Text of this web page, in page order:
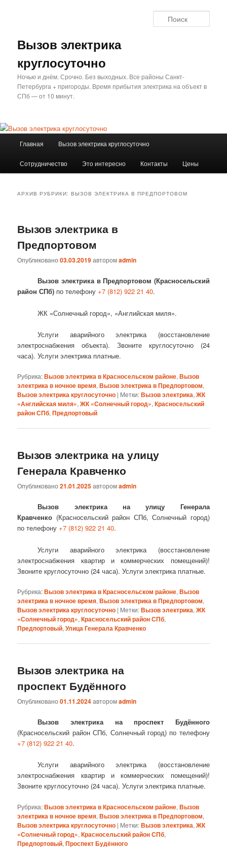
Вызов электрика
круглосуточно
Ночью и днём. Срочно. Без выходных. Все районы Санкт-
Петербурга + пригороды. Время прибытия электрика на объект в
СПб — от 10 минут.
Главная Вызов электрика круглосуточно
Сотрудничество Это интересно Контакты Цены
АРХИВ РУБРИКИ:ВЫЗОВ ЭЛЕКТРИКА В ПРЕДПОРТОВОМ
Вызов электрика в
Предпортовом
Опубликовано03.03.2019авторомadmin
Вызов электрика в Предпортовом (Красносельский
район СПб) по телефону+7 (812) 922 21 40.
ЖК «Солнечный город», «Английская миля».
Услуги аварийного электрика (восстановление
электроснабжения объекта). Звоните круглосуточно (24
часа). Услуги электрика платные.
Рубрика:Вызов электрика в Красносельском районе,Вызов
электрика в ночное время,Вызов электрика в Предпортовом,
Вызов электрика круглосуточно | Метки:Вызов электрика,ЖК
«Английская миля»,ЖК «Солнечный город»,Красносельский
район СПб,Предпортовый
Вызов электрика на улицу
Генерала Кравченко
Опубликовано21.01.2025авторомadmin
Вызов электрика на улицу Генерала
Кравченко (Красносельский район СПб, Солнечный город)
по телефону+7 (812) 922 21 40.
Услуги аварийного электрика (восстановление
электроснабжения квартир и коммерческих помещений)!
Звоните круглосуточно (24 часа). Услуги электрика платные.
Рубрика:Вызов электрика в Красносельском районе,Вызов
электрика в ночное время,Вызов электрика в Предпортовом,
Вызов электрика круглосуточно | Метки:Вызов электрика,ЖК
«Солнечный город»,Красносельский район СПб,
Предпортовый,Улица Генерала Кравченко
Вызов электрика на
проспект Будённого
Опубликовано01.11.2024авторомadmin
Вызов электрика на проспект Будённого
(Красносельский район СПб, Солнечный город) по телефону
+7 (812) 922 21 40.
Услуги аварийного электрика (восстановление
электроснабжения квартир и коммерческих помещений)!
Звоните круглосуточно (24 часа). Услуги электрика платные.
Рубрика:Вызов электрика в Красносельском районе,Вызов
электрика в ночное время,Вызов электрика в Предпортовом,
Вызов электрика круглосуточно | Метки:Вызов электрика,ЖК
«Солнечный город»,Красносельский район СПб,
Предпортовый,Проспект Будённого